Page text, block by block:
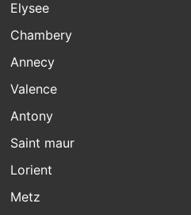
Elysee
Chambery
Annecy
Valence
Antony
Saint maur
Lorient
Metz